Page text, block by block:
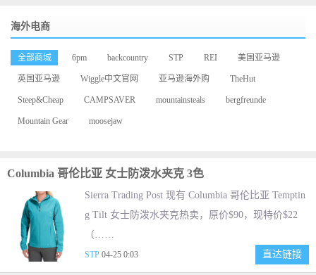
海外电商
全部商城 6pm backcountry STP REI 美国亚马逊
英国亚马逊 Wiggle中文官网 亚马逊海外购 TheHut
Steep&Cheap CAMPSAVER mountainsteals bergfreunde
Mountain Gear moosejaw
Columbia 哥伦比亚 女士防泼水夹克 3色
Sierra Trading Post 现有 Columbia 哥伦比亚 Temptin
g Tilt 女士防泼水夹克热卖，原价$90，现特价$22
（……
STP 04-25 0:03 直达链接